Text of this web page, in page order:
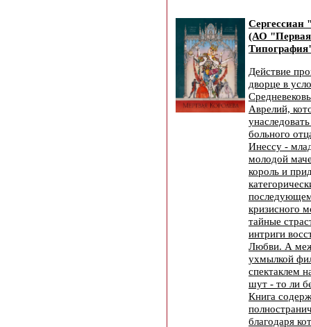
Сергессиан
(АО "Первая
Действие
дворце в
Аврелий,
больного
Инессу -
молодой
король и
кризисного
тайные
интриги
Любви. А
ухмылкой
спектаклем
шут - то ли
Книга
благодаря